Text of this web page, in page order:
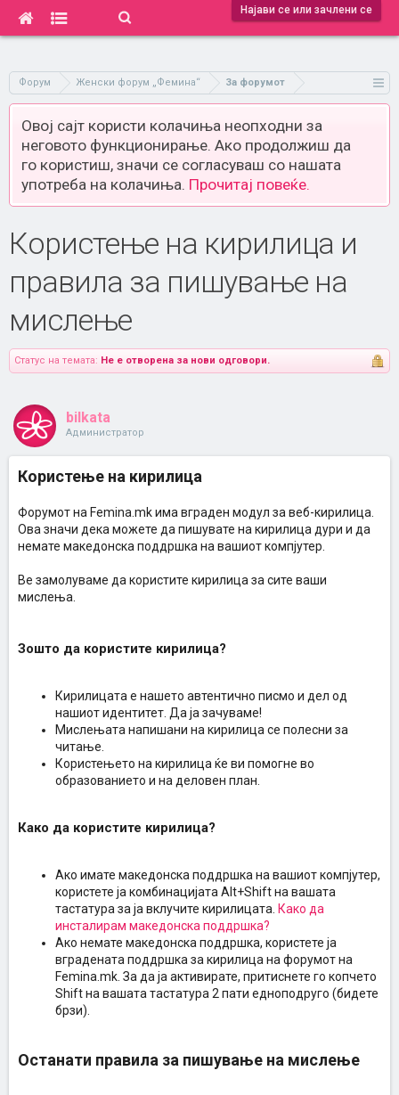
Најави се или зачлени се
Форум Женски форум „Фемина“ За форумот
Овој сајт користи колачиња неопходни за
неговото функционирање. Ако продолжиш да
го користиш, значи се согласуваш со нашата
употреба на колачиња. Прочитај повеќе.
Користење на кирилица и
правила за пишување на
мислење
Статус на темата: Не е отворена за нови одговори.
bilkata
Администратор
Користење на кирилица
Форумот на Femina.mk има вграден модул за веб-кирилица.
Ова значи дека можете да пишувате на кирилица дури и да
немате македонска поддршка на вашиот компјутер.
Ве замолуваме да користите кирилица за сите ваши
мислења.
Зошто да користите кирилица?
Кирилицата е нашето автентично писмо и дел од
нашиот идентитет. Да ја зачуваме!
Мислењата напишани на кирилица се полесни за
читање.
Користењето на кирилица ќе ви помогне во
образованието и на деловен план.
Како да користите кирилица?
Ако имате македонска поддршка на вашиот компјутер,
користете ја комбинацијата Alt+Shift на вашата
тастатура за ја вклучите кирилицата. Како да
инсталирам македонска поддршка?
Ако немате македонска поддршка, користете ја
вградената поддршка за кирилица на форумот на
Femina.mk. За да ја активирате, притиснете го копчето
Shift на вашата тастатура 2 пати едноподруго (бидете
брзи).
Останати правила за пишување на мислење